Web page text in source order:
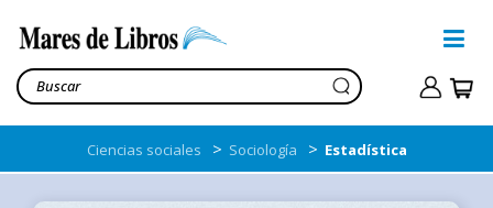
Ciencias sociales > Sociología > Estadística